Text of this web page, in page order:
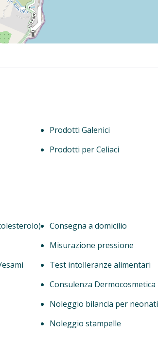
Prodotti Galenici
Prodotti per Celiaci
Consegna a domicilio
Misurazione pressione
Test intolleranze alimentari
Consulenza Dermocosmetica
Noleggio bilancia per neonati
Noleggio stampelle